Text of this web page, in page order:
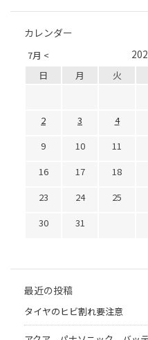
カレンダー
7月 <
日 月 火
2
3 4
9
10 11
16
17 18
23
24 25
30
31
最近の投稿
タイヤのヒビ割れ要注意